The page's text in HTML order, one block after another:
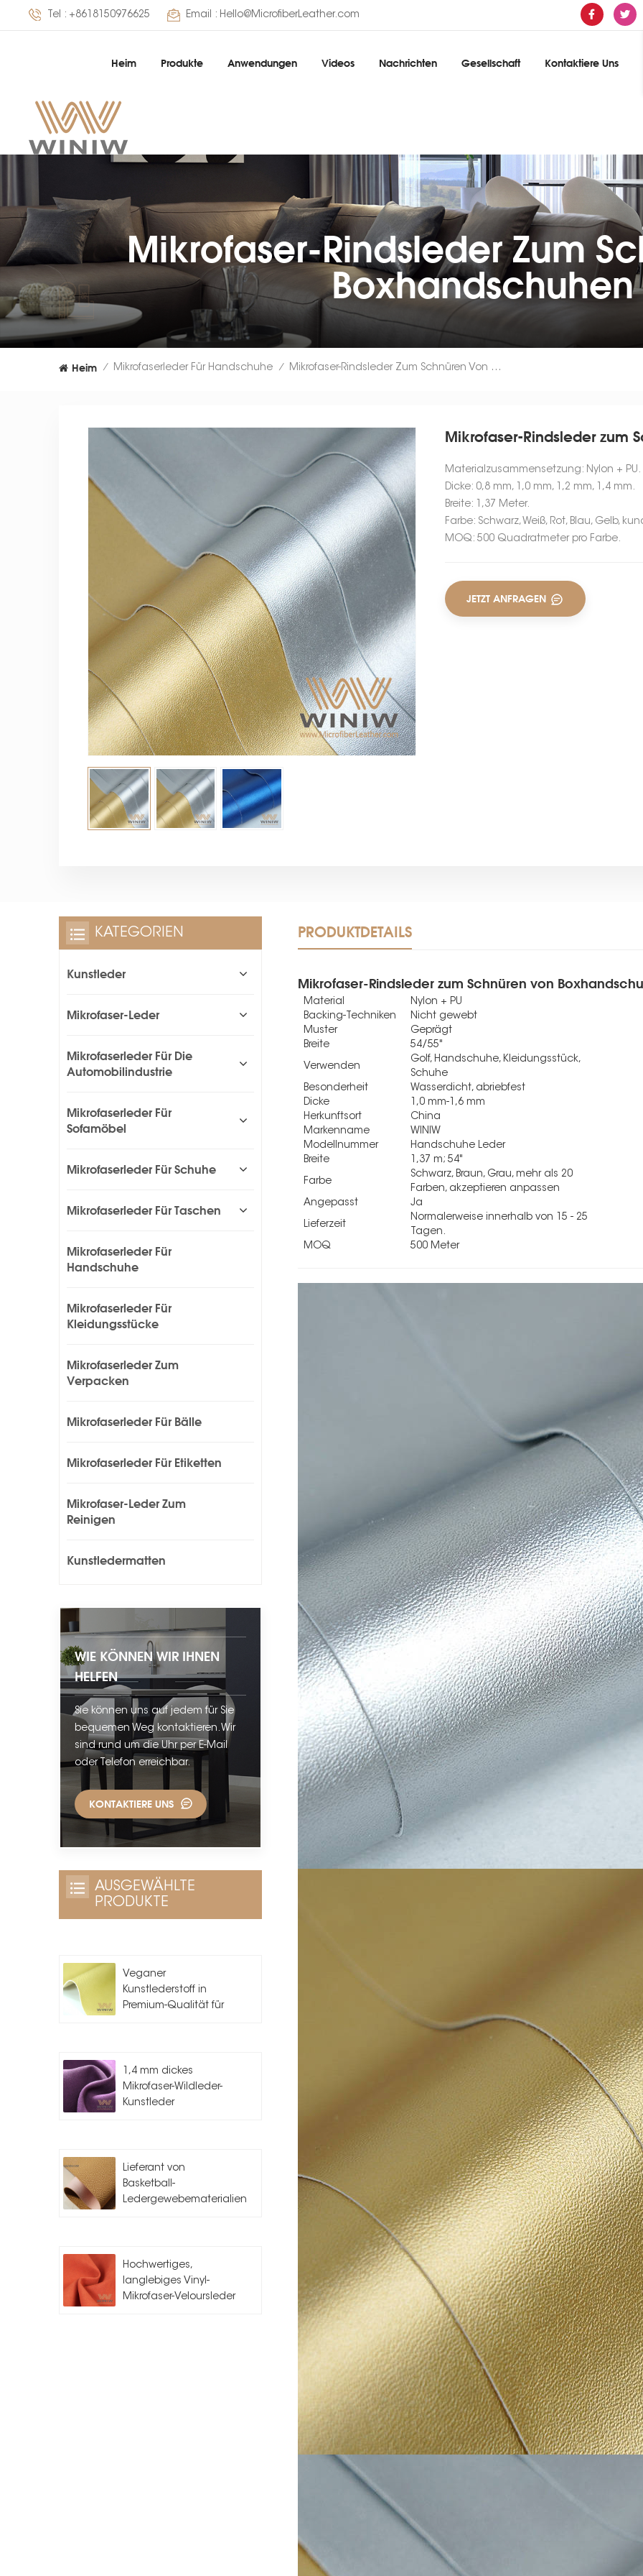
Tel : +8618150976625 Email : Hello@MicrofiberLeather.com
Heim Produkte Anwendungen Videos Nachrichten Gesellschaft Kontaktiere Uns
Mikrofaser-Rindsleder Zum
Boxhandschuhen
Heim / Mikrofaserleder Für Handschuhe / Mikrofaser-Rindsleder Zum Schnüren Von Boxhandschuhen
Mikrofaser-Rindsleder zum
Materialzusammensetzung: Nylon + PU.
Dicke: 0,8 mm, 1,0 mm, 1,2 mm, 1,4 mm.
Breite: 1,37 Meter.
Farbe: Schwarz, Weiß, Rot, Blau, Gelb,
MOQ: 500 Quadratmeter pro Farbe.
JETZT ANFRAGEN
PRODUKTDETAILS
Mikrofaser-Rindsleder zum Schnüren von
Material
Nylon + PU
Backing-Techniken
Nicht gewebt
Muster
Geprägt
Breite
54/55"
Verwenden
Golf, Handschuhe, Kleidungsstück,
Schuhe
Besonderheit
Wasserdicht, abriebfest
Dicke
1,0 mm-1,6 mm
Herkunftsort
China
Markenname
WINIW
Modellnummer
Handschuhe Leder
Breite
1,37 m; 54"
Farbe
Schwarz, Braun, Grau, mehr als 20
Farben, akzeptieren anpassen
Angepasst
Ja
Lieferzeit
Normalerweise innerhalb von 15 - 25
Tagen.
MOQ
500 Meter
KATEGORIEN
Kunstleder
Mikrofaser-Leder
Mikrofaserleder Für Die
Automobilindustrie
Mikrofaserleder Für
Sofamöbel
Mikrofaserleder Für Schuhe
Mikrofaserleder Für Taschen
Mikrofaserleder Für
Handschuhe
Mikrofaserleder Für
Kleidungsstücke
Mikrofaserleder Zum
Verpacken
Mikrofaserleder Für Bälle
Mikrofaserleder Für Etiketten
Mikrofaser-Leder Zum
Reinigen
Kunstledermatten
WIE KÖNNEN WIR IHNEN
HELFEN
Sie können uns auf jedem für Sie
bequemen Weg kontaktieren. Wir
sind rund um die Uhr per E-Mail
oder Telefon erreichbar.
KONTAKTIERE UNS
AUSGEWÄHLTE
PRODUKTE
Veganer
Kunstlederstoff in
Premium-Qualität für
1,4 mm dickes
Mikrofaser-Wildleder-
Kunstleder
Lieferant von
Basketball-
Ledergewebematerialien
Hochwertiges,
langlebiges Vinyl-
Mikrofaser-Veloursleder